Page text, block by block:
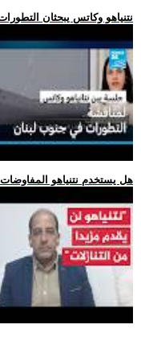
.. نتنياهو وكاتس يبحثان
.. هل يستخدم نتنياهو